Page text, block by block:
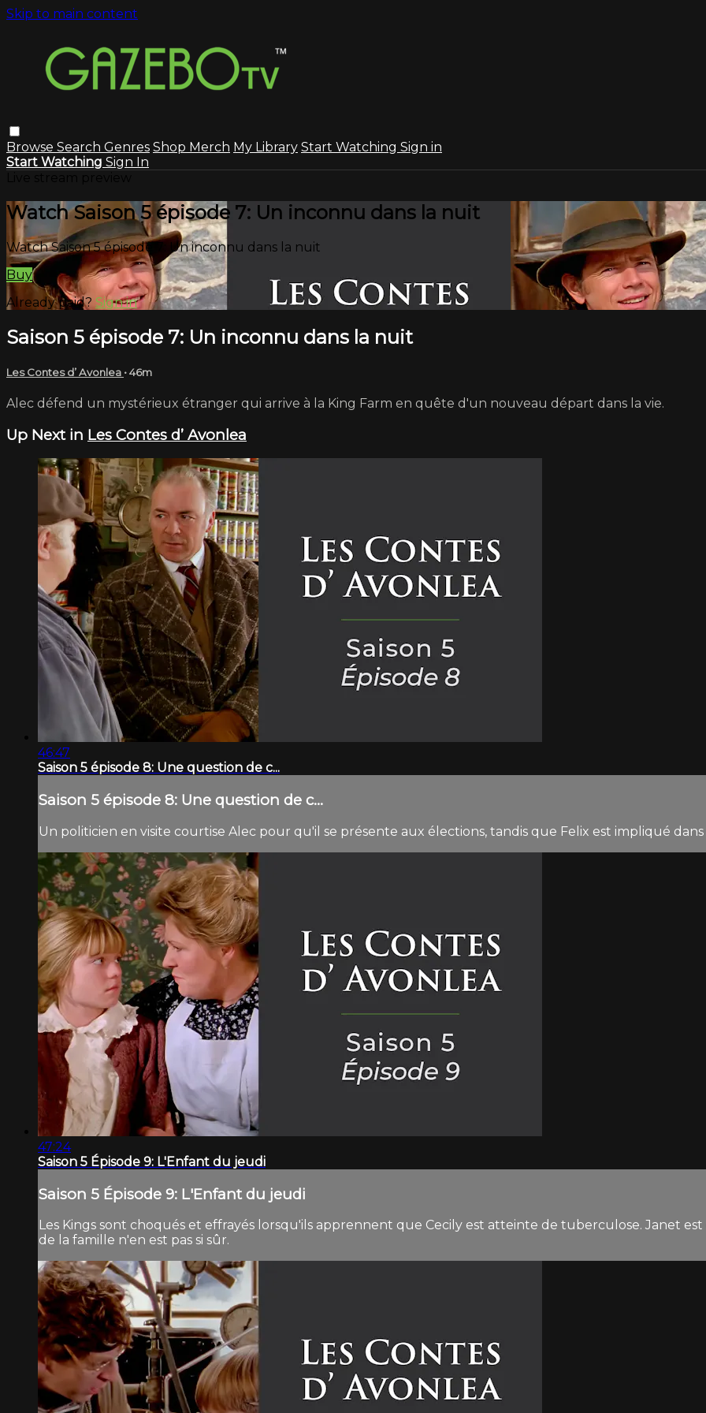
Skip to main content
Browse Search Genres Shop Merch My Library Start Watching Sign in
Start Watching Sign In
Watch Saison 5 épisode 7: Un inconnu dans la nuit
Watch Saison 5 épisode 7: Un inconnu dans la nuit
Buy
Already paid? Sign in
Saison 5 épisode 7: Un inconnu dans la nuit
Les Contes d’ Avonlea • 46m
Alec défend un mystérieux étranger qui arrive à la King Farm en quête d'un nouveau départ dans la vie.
Up Next in Les Contes d’ Avonlea
46:47
Saison 5 épisode 8: Une question de c...
Saison 5 épisode 8: Une question de c...
Un politicien en visite courtise Alec pour qu'il se présente aux élections, tandis que Felix est impliqué
47:24
Saison 5 Épisode 9: L'Enfant du jeudi
Saison 5 Épisode 9: L'Enfant du jeudi
Les Kings sont choqués et effrayés lorsqu'ils apprennent que Cecily est atteinte de tuberculose. Janet
de la famille n'en est pas si sûr.